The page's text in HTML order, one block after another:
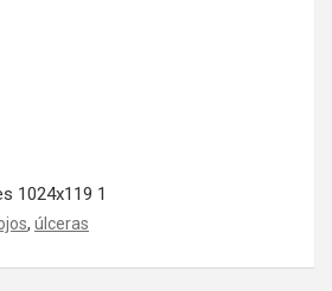
, úlceras